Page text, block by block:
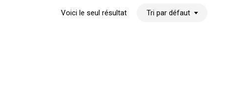
Voici le seul résultat Tri par défaut